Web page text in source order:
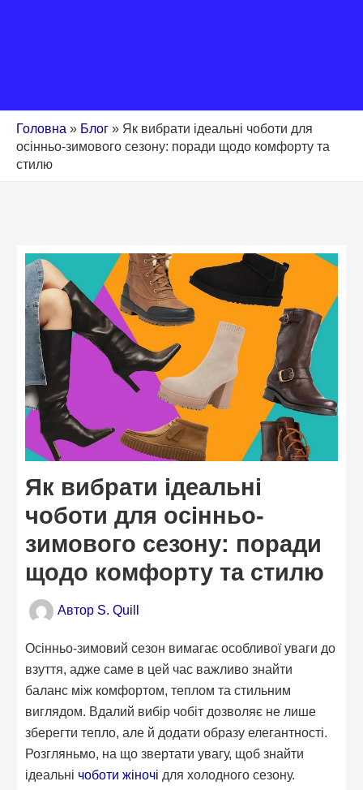
Головна » Блог » Як вибрати ідеальні чоботи для
осінньо-зимового сезону: поради щодо комфорту та
стилю
Як вибрати ідеальні
чоботи для осінньо-
зимового сезону: поради
щодо комфорту та стилю
Автор S. Quill
Осінньо-зимовий сезон вимагає особливої уваги до
взуття, адже саме в цей час важливо знайти
баланс між комфортом, теплом та стильним
виглядом. Вдалий вибір чобіт дозволяє не лише
зберегти тепло, але й додати образу елегантності.
Розгляньмо, на що звертати увагу, щоб знайти
ідеальні чоботи жіночі для холодного сезону.